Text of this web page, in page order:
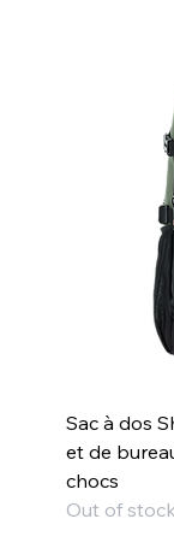
Sac à dos
et de
chocs
Out of